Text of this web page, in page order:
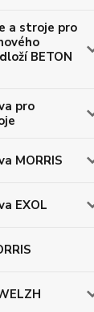
a stroje pro
BETON
pro
MORRIS
EXOL